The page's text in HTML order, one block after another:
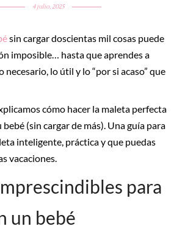
4 julio, 2025
sin cargar doscientas mil cosas puede
imposible… hasta que aprendes a
lo útil y lo “por si acaso” que
cómo hacer la maleta perfecta
(sin cargar de más). Una guía para
inteligente, práctica y que puedas
vacaciones.
para
un bebé